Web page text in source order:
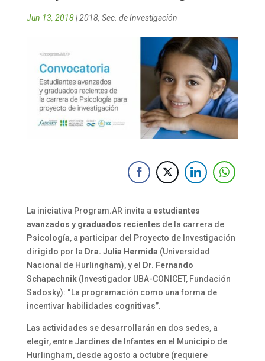
Jun 13, 2018|2018, Sec. de Investigación
La iniciativa Program.AR invita a estudiantes
avanzados y graduados recientes de la carrera de
Psicología, a participar del Proyecto de Investigación
dirigido por la Dra. Julia Hermida (Universidad
Nacional de Hurlingham), y el
Dr. Fernando
Schapachnik(Investigador UBA-CONICET, Fundación
Sadosky): “La programación como una forma de
incentivar habilidades cognitivas”.
Las actividades se desarrollarán en dos sedes, a
elegir, entre Jardines de Infantes en el Municipio de
Hurlingham, desde agosto a octubre (requiere